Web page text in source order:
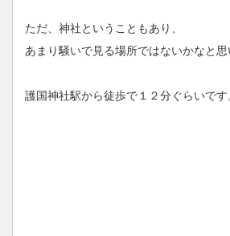
ただ、神社ということもあり、
あまり騒いで見る場所ではないかなと思
護国神社駅から徒歩で１２分ぐらいです